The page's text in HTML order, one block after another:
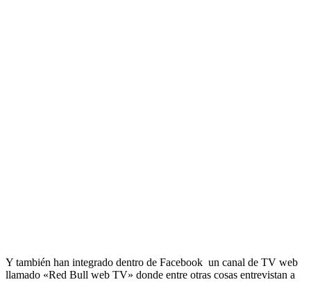
Y también han integrado dentro de Facebook un canal de TV web
llamado «Red Bull web TV» donde entre otras cosas entrevistan a